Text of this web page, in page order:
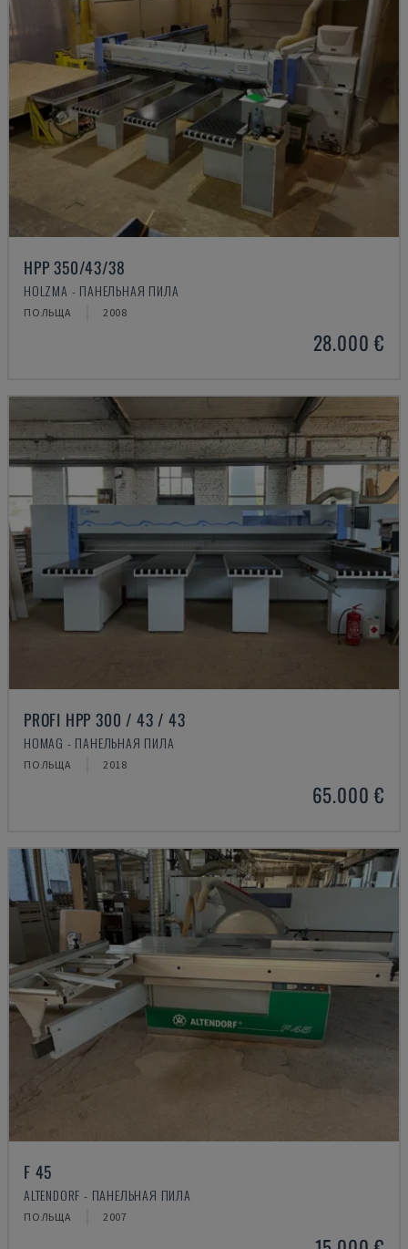
HPP 350/43/38
HOLZMA - ПАНЕЛЬНАЯ ПИЛА
ПОЛЬЩА 2008
28.000 €
PROFI HPP 300 / 43 / 43
HOMAG - ПАНЕЛЬНАЯ ПИЛА
ПОЛЬЩА 2018
65.000 €
F 45
ALTENDORF - ПАНЕЛЬНАЯ ПИЛА
ПОЛЬЩА 2007